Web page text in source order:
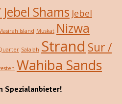
Shams Jebel
Island Muskat Nizwa
Salalah Strand Sur /
Wahiba Sands
Spezialanbieter!